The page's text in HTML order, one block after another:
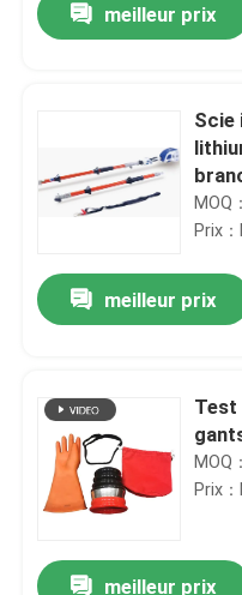
meilleur prix
Scie
MOQ
Prix
meilleur prix
Test
MOQ
Prix
meilleur prix